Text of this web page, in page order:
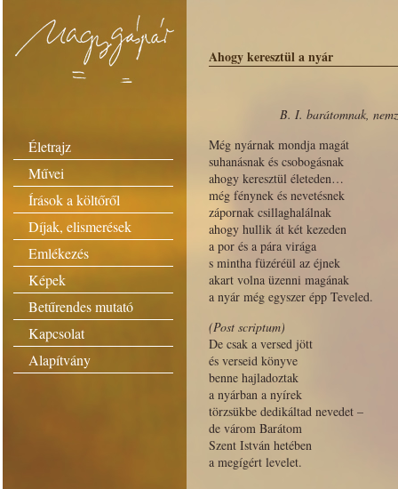
Életrajz
Művei
Írások a költőről
Díjak, elismerések
Emlékezés
Képek
Betűrendes mutató
Kapcsolat
Alapítvány
Ahogy keresztül a nyár
B. I. barátomnak,
Még nyárnak mondja magát
suhanásnak és csobogásnak
ahogy keresztül életeden…
még fénynek és nevetésnek
zápornak csillaghalálnak
ahogy hullik át két kezeden
a por és a pára virága
s mintha füzéréül az éjnek
akart volna üzenni magának
a nyár még egyszer épp Teveled.
(Post scriptum)
De csak a versed jött
és verseid könyve
benne hajladoztak
a nyárban a nyírek
törzsükbe dedikáltad nevedet –
de várom Barátom
Szent István hetében
a megígért levelet.